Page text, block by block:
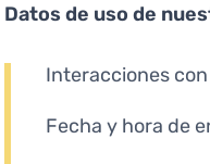
Datos de uso de
Interacciones
Fecha y hora de